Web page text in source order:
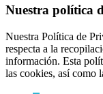
Nuestra política
Nuestra Política de
respecta a la
información. Esta
las cookies, así como